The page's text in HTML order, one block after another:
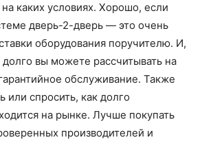
каких условиях. Хорошо, если
дверь-2-дверь — это очень
оборудования поручителю. И,
вы можете рассчитывать на
обслуживание. Также
или спросить, как долго
на рынке. Лучше покупать
производителей и